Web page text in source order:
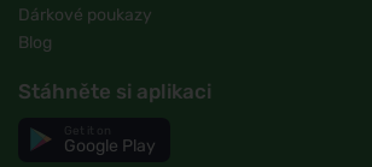
Dárkové poukazy
Blog
Stáhněte si aplikaci
Google Play